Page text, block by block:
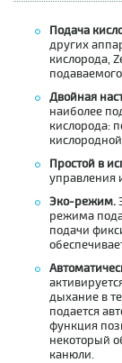
Подача
других
кислорода,
Двойная
наиболее
кислорода:
Простой в
управления
Эко-режим.
режима
подачи
дыхание в
подается
функция
некоторый
канюли.